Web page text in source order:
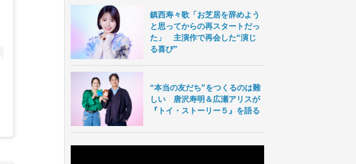
鎮西寿々歌「お芝居を辞めよう
と思ってからの再スタートだっ
た」 主演作で再会した“演じ
る喜び”
“本当の友だち”をつくるのは難
しい 唐沢寿明＆広瀬アリスが
『トイ・ストーリー５』を語る